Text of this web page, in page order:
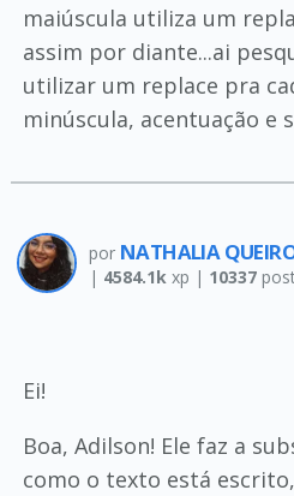
maiúscula utiliza um
assim por diante...ai
utilizar um replace pra
minúscula, acentuação e
por NATHALIA
| 4584.1kxp | 10337
Ei!
Boa, Adilson! Ele faz a
como o texto está